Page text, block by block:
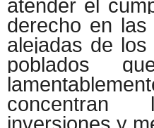
atender el
derecho en
alejadas de
poblados
concentran